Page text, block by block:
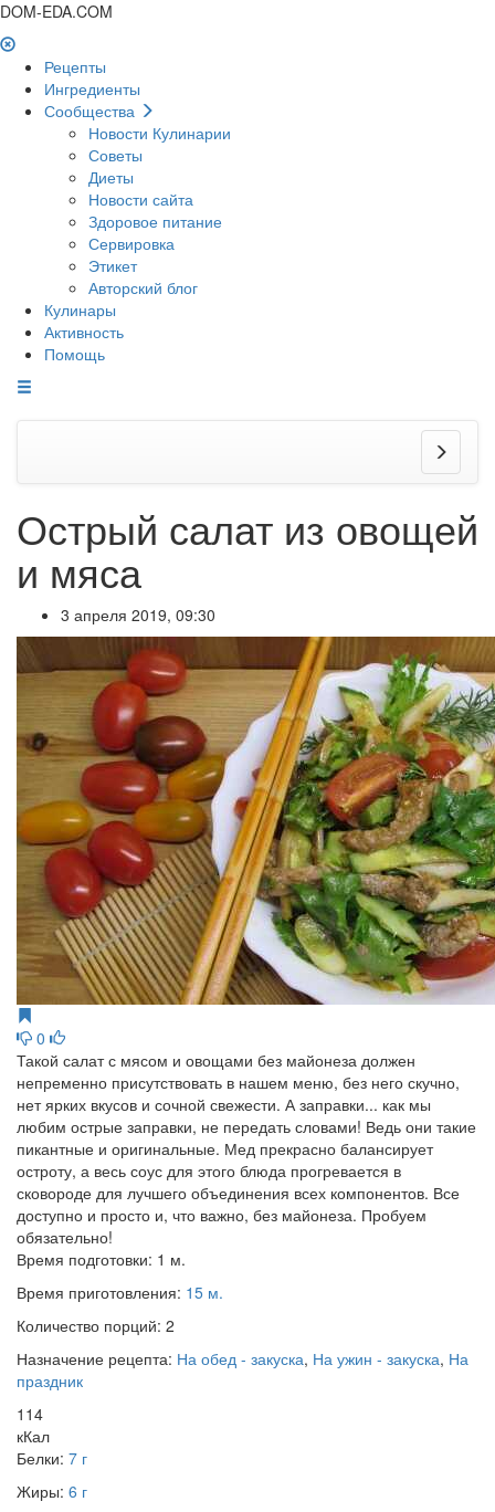
DOM-EDA.COM
Рецепты
Ингредиенты
Сообщества
Новости Кулинарии
Советы
Диеты
Новости сайта
Здоровое питание
Сервировка
Этикет
Авторский блог
Кулинары
Активность
Помощь
Острый салат из овощей
и мяса
3 апреля 2019, 09:30
0
Такой салат с мясом и овощами без майонеза должен
непременно присутствовать в нашем меню, без него скучно,
нет ярких вкусов и сочной свежести. А заправки... как мы
любим острые заправки, не передать словами! Ведь они такие
пикантные и оригинальные. Мед прекрасно балансирует
остроту, а весь соус для этого блюда прогревается в
сковороде для лучшего объединения всех компонентов. Все
доступно и просто и, что важно, без майонеза. Пробуем
обязательно!
Время подготовки: 1 м.
Время приготовления: 15 м.
Количество порций: 2
Назначение рецепта: На обед - закуска, На ужин - закуска, На
праздник
114
кКал
Белки: 7 г
Жиры: 6 г